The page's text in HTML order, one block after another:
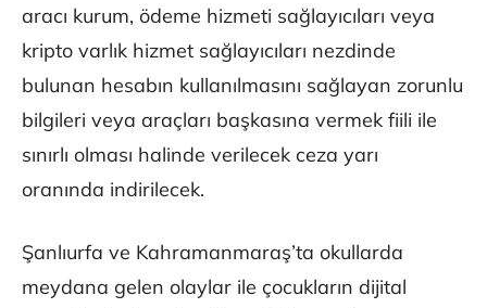
aracı kurum, ödeme hizmeti sağlayıcıları veya
kripto varlık hizmet sağlayıcıları nezdinde
bulunan hesabın kullanılmasını sağlayan zorunlu
bilgileri veya araçları başkasına vermek fiili ile
sınırlı olması halinde verilecek ceza yarı
oranında indirilecek.
Şanlıurfa ve Kahramanmaraş’ta okullarda
meydana gelen olaylar ile çocukların dijital